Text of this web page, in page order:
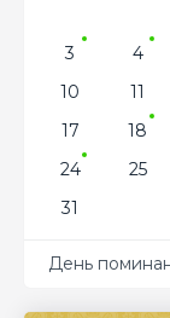
3
4
10
11
17
18
24
25
31
День